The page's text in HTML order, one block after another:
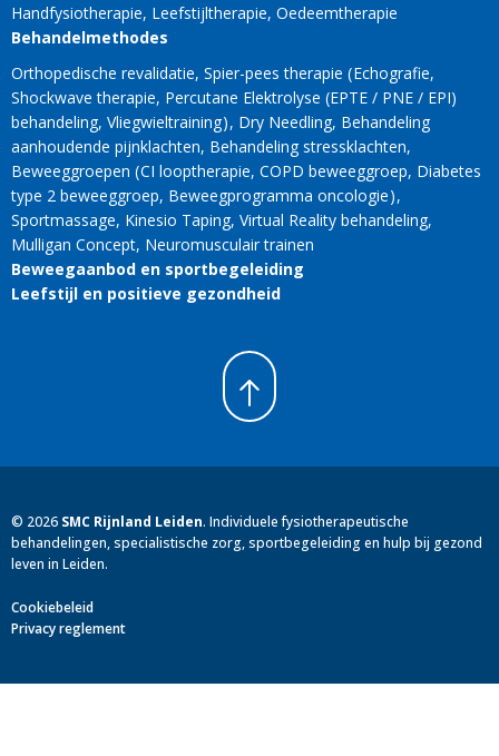
Handfysiotherapie Leefstijltherapie Oedeemtherapie
Behandelmethodes
Orthopedische revalidatie Spier-pees therapie Echografie
Shockwave therapie Percutane Elektrolyse (EPTE / PNE / EPI)
behandeling Vliegwieltraining Dry Needling Behandeling
aanhoudende pijnklachten Behandeling stressklachten
Beweeggroepen CI looptherapie COPD beweeggroep Diabetes
type 2 beweeggroep Beweegprogramma oncologie
Sportmassage Kinesio Taping Virtual Reality behandeling
Mulligan Concept Neuromusculair trainen
Beweegaanbod en sportbegeleiding
Leefstijl en positieve gezondheid
© 2026 SMC Rijnland Leiden. Individuele fysiotherapeutische
behandelingen, specialistische zorg, sportbegeleiding en hulp bij gezond
leven in Leiden.
Cookiebeleid
Privacy reglement